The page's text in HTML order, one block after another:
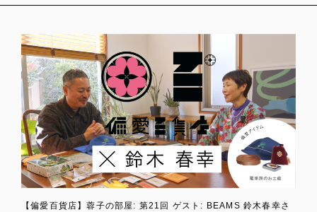
【偏愛百貨店】蓉子の部屋: 第21回 ゲスト: BEAMS 鈴木春幸さ